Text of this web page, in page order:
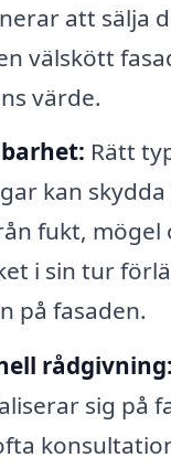
att sälja
välskött
värde.
Rätt
kan
fukt, mögel
i sin tur
på fasaden.
rådgivning:
sig på